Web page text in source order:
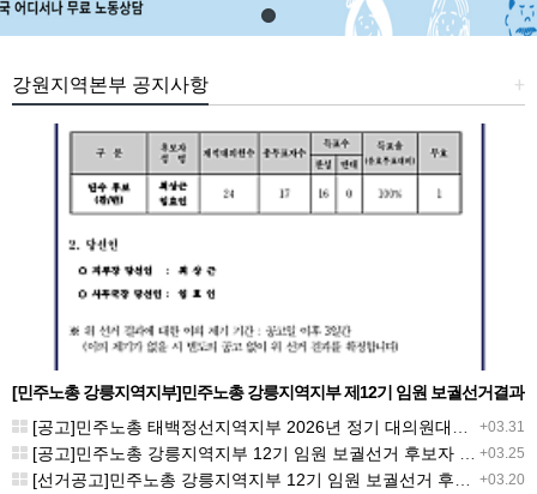
+
강원지역본부 공지사항
[민주노총 강릉지역지부]민주노총 강릉지역지부 제12기 임원 보궐선거결과
공고
+03.31
[공고]민주노총 태백정선지역지부 2026년 정기 대의원대회 재소집 건
+03.25
[공고]민주노총 강릉지역지부 12기 임원 보궐선거 후보자 확정 공고
+03.20
[선거공고]민주노총 강릉지역지부 12기 임원 보궐선거 후보 등록 기간 연장 공고